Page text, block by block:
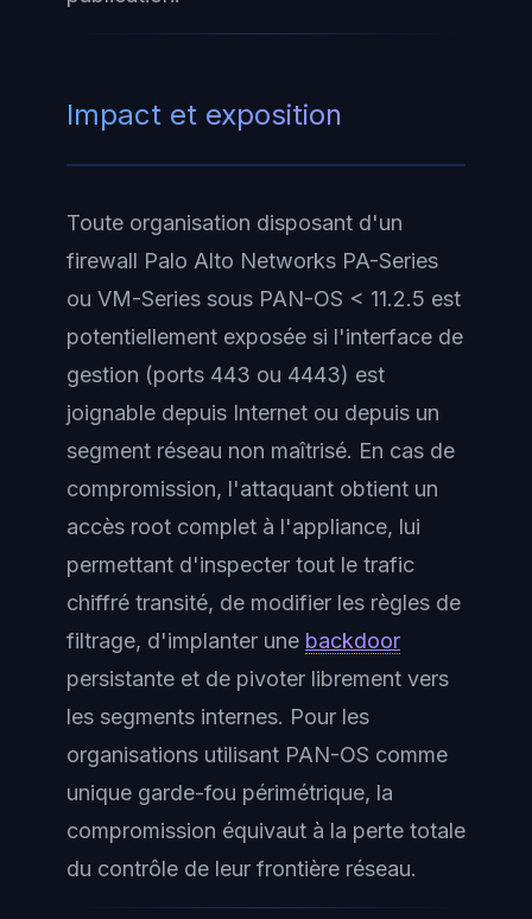
Impact et exposition
Toute organisation disposant d'un
firewall Palo Alto Networks PA-Series
ou VM-Series sous PAN-OS < 11.2.5 est
potentiellement exposée si l'interface de
gestion (ports 443 ou 4443) est
joignable depuis Internet ou depuis un
segment réseau non maîtrisé. En cas de
compromission, l'attaquant obtient un
accès root complet à l'appliance, lui
permettant d'inspecter tout le trafic
chiffré transité, de modifier les règles de
filtrage, d'implanter une backdoor
persistante et de pivoter librement vers
les segments internes. Pour les
organisations utilisant PAN-OS comme
unique garde-fou périmétrique, la
compromission équivaut à la perte totale
du contrôle de leur frontière réseau.